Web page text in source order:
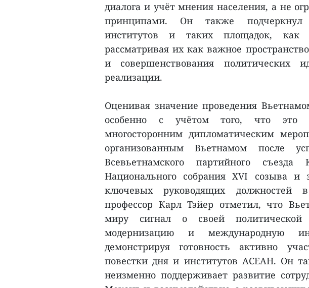
диалога и учёт мнения населения, а не
принципами. Он также подчеркнул
институтов и таких площадок, как
рассматривая их как важное
и совершенствования политических
реализации.
Оценивая значение проведения
особенно с учётом того, что это
многосторонним дипломатическим
организованным Вьетнамом после
Всевьетнамского партийного
Национального собрания XVI созыва и
ключевых руководящих должностей
профессор Карл Тэйер отметил, что
миру сигнал о своей политической
модернизацию и международную
демонстрируя готовность активно
повестки дня и институтов АСЕАН. Он
неизменно поддерживает развитие